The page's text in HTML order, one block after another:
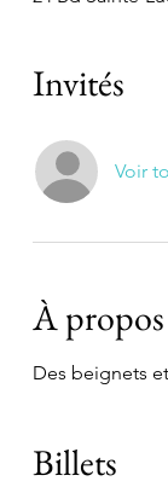
Invités
Voir
À
Des beignets
Billets